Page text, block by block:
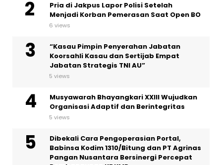
Pria di Jakpus Lapor Polisi Setelah
Menjadi Korban Pemerasan Saat Open BO
6 views
“Kasau Pimpin Penyerahan Jabatan
Koorsahli Kasau dan Sertijab Empat
Jabatan Strategis TNI AU”
5 views
Musyawarah Bhayangkari XXIII Wujudkan
Organisasi Adaptif dan Berintegritas
5 views
Dibekali Cara Pengoperasian Portal,
Babinsa Kodim 1310/Bitung dan PT Agrinas
Pangan Nusantara Bersinergi Percepat